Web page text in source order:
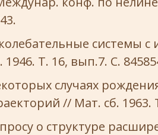
системы
Т. 16, вып.7. С.
случаях
// Мат. сб. 1963.
о структуре